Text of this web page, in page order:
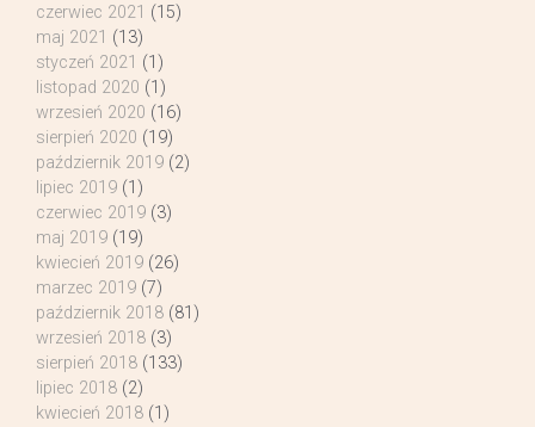
czerwiec 2021 (15)
maj 2021 (13)
styczeń 2021 (1)
listopad 2020 (1)
wrzesień 2020 (16)
sierpień 2020 (19)
październik 2019 (2)
lipiec 2019 (1)
czerwiec 2019 (3)
maj 2019 (19)
kwiecień 2019 (26)
marzec 2019 (7)
październik 2018 (81)
wrzesień 2018 (3)
sierpień 2018 (133)
lipiec 2018 (2)
kwiecień 2018 (1)